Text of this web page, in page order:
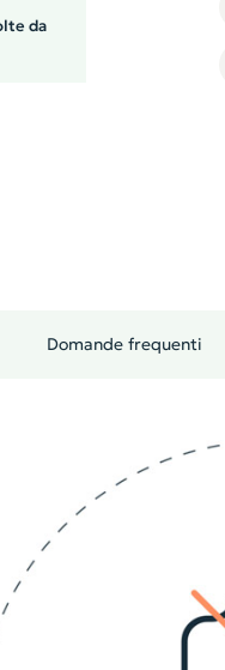
da
Domande frequenti